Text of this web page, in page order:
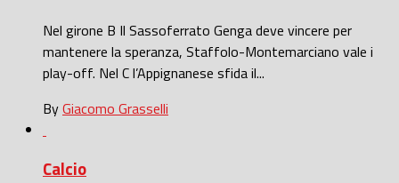
Nel girone B Il Sassoferrato Genga deve vincere per
mantenere la speranza, Staffolo-Montemarciano vale i
play-off. Nel C l’Appignanese sfida il...
ByGiacomo Grasselli
Calcio